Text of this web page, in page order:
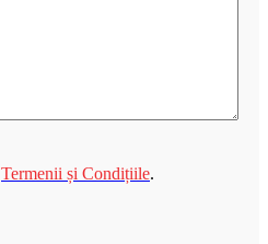
Termenii și Condițiile.